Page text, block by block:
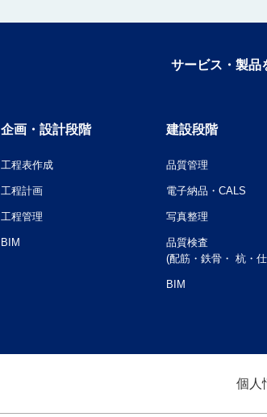
サービス・製品
企画・設計段階
工程表作成
工程計画
工程管理
BIM
建設段階
品質管理
電子納品・CALS
写真整理
品質検査
(配筋・鉄骨・ 杭・
BIM
個人